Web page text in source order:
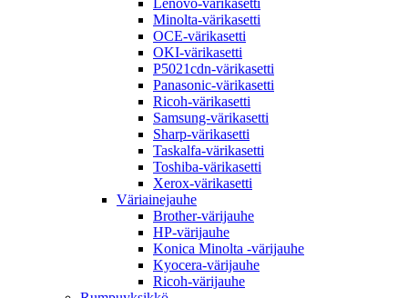
Lenovo-värikasetti
Minolta-värikasetti
OCE-värikasetti
OKI-värikasetti
P5021cdn-värikasetti
Panasonic-värikasetti
Ricoh-värikasetti
Samsung-värikasetti
Sharp-värikasetti
Taskalfa-värikasetti
Toshiba-värikasetti
Xerox-värikasetti
Väriainejauhe
Brother-värijauhe
HP-värijauhe
Konica Minolta -värijauhe
Kyocera-värijauhe
Ricoh-värijauhe